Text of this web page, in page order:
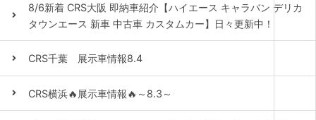
8/6新着 CRS大阪 即納車紹介【ハイエース キャラバン デリカ
タウンエース 新車 中古車 カスタムカー】日々更新中！
CRS千葉 展示車情報8.4
CRS横浜🔥展示車情報🔥～8.3～